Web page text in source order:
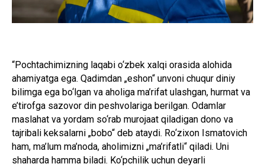
“Pochtachimizning laqabi o‘zbek xalqi orasida alohida
ahamiyatga ega. Qadimdan „eshon“ unvoni chuqur diniy
bilimga ega bo‘lgan va aholiga ma’rifat ulashgan, hurmat va
e’tirofga sazovor din peshvolariga berilgan. Odamlar
maslahat va yordam so‘rab murojaat qiladigan dono va
tajribali keksalarni „bobo“ deb ataydi. Ro‘zixon Ismatovich
ham, ma’lum ma’noda, aholimizni „ma’rifatli“ qiladi. Uni
shaharda hamma biladi. Ko‘pchilik uchun deyarli